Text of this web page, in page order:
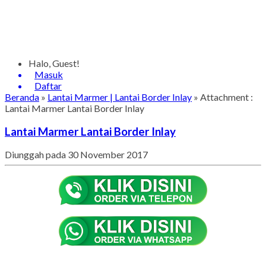
Halo, Guest!
Masuk
Daftar
Beranda » Lantai Marmer | Lantai Border Inlay » Attachment :
Lantai Marmer Lantai Border Inlay
Lantai Marmer Lantai Border Inlay
Diunggah pada 30 November 2017